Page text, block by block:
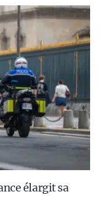
élargit sa